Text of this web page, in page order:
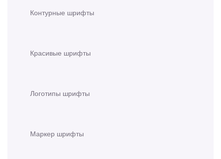
Контурные шрифты
Красивые шрифты
Логотипы шрифты
Маркер шрифты